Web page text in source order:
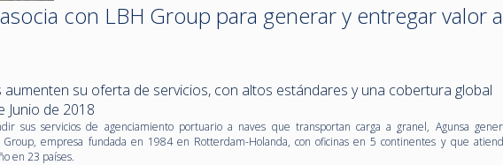
con LBH Group para generar y entregar valor
aumenten su oferta de servicios, con altos estándares y una cobertura global
Junio de 2018
sus servicios de agenciamiento portuario a naves que transportan carga a granel, Agunsa
Group, empresa fundada en 1984 en Rotterdam-Holanda, con oficinas en 5 continentes y que
en 23 países.